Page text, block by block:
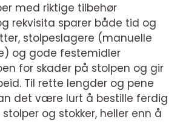
med riktige tilbehør
rekvisita sparer både tid og
stolpeslagere (manuelle
og gode festemidler
for skader på stolpen og gir
Til rette lengder og pene
det være lurt å bestille ferdig
og stokker, heller enn å